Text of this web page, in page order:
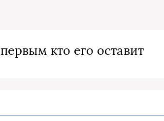
кто его оставит